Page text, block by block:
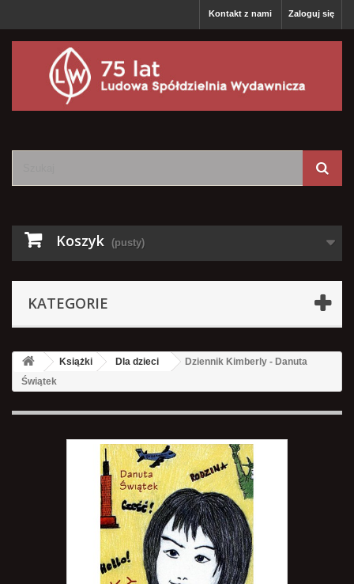
Zaloguj się
Kontakt z nami
Koszyk (pusty)
KATEGORIE
Książki Dla dzieci
Dziennik Kimberly - Danuta
Świątek